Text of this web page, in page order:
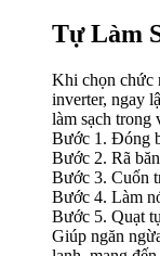
Tự Làm
Khi chọn chức
inverter, ngay
làm sạch trong
Bước 1. Đóng
Bước 2. Rã
Bước 3. Cuốn
Bước 4. Làm
Bước 5. Quạt
Giúp ngăn